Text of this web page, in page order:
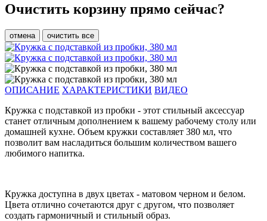
Очистить корзину прямо сейчас?
отмена очистить все
ОПИСАНИЕ ХАРАКТЕРИСТИКИ ВИДЕО
Кружка с подставкой из пробки - этот стильный аксессуар
станет отличным дополнением к вашему рабочему столу или
домашней кухне. Объем кружки составляет 380 мл, что
позволит вам насладиться большим количеством вашего
любимого напитка.
Кружка доступна в двух цветах - матовом черном и белом.
Цвета отлично сочетаются друг с другом, что позволяет
создать гармоничный и стильный образ.